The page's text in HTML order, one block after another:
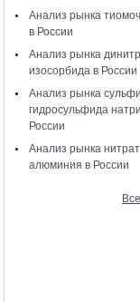
Анализ рынка
в России
Анализ рынка
изосорбида в России
Анализ рынка
гидросульфида
России
Анализ рынка
алюминия в России